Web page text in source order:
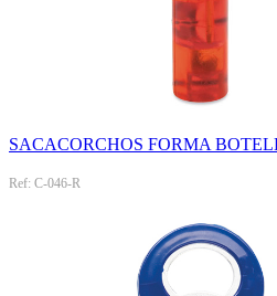
SACACORCHOS FORMA
Ref: C-046-R